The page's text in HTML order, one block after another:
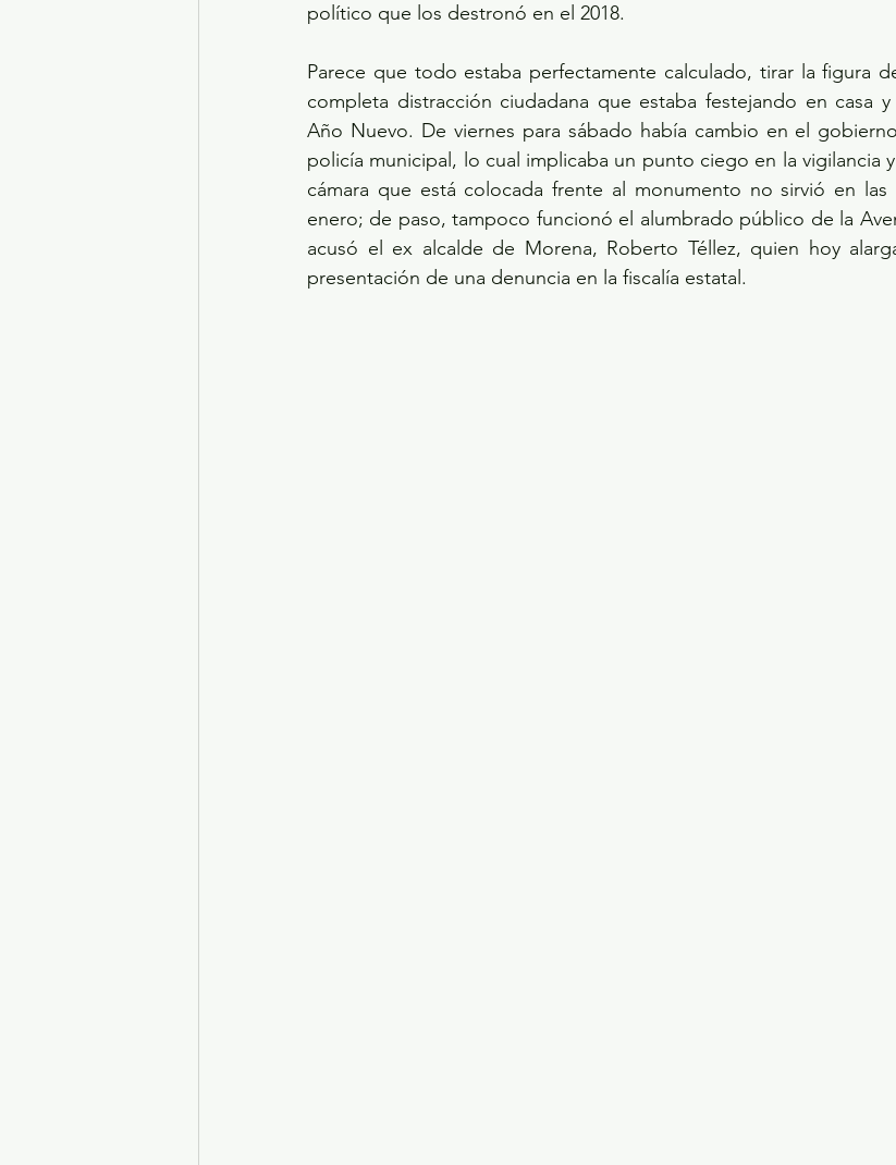
político que los destronó en el 2018.
Parece que todo estaba perfectamente calculado, tirar la figura
completa distracción ciudadana que estaba festejando en casa
Año Nuevo. De viernes para sábado había cambio en el
policía municipal, lo cual implicaba un punto ciego en la vigilancia
cámara que está colocada frente al monumento no sirvió en
enero; de paso, tampoco funcionó el alumbrado público de la
acusó el ex alcalde de Morena, Roberto Téllez, quien hoy
presentación de una denuncia en la fiscalía estatal.